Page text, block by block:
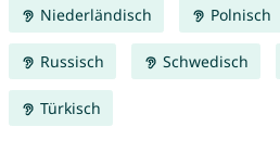
Niederländisch Polnisch
Russisch Schwedisch
Türkisch